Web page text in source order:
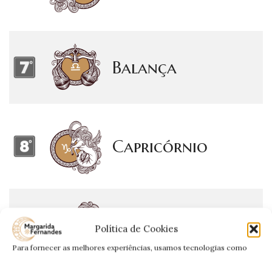
Política de Cookies
Para fornecer as melhores experiências, usamos tecnologias como
Balança
Capricórnio
Gêmeos